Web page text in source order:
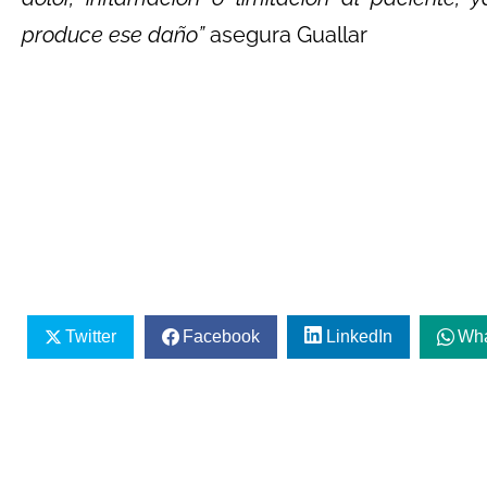
produce ese daño”asegura Guallar
Twitter Facebook LinkedIn